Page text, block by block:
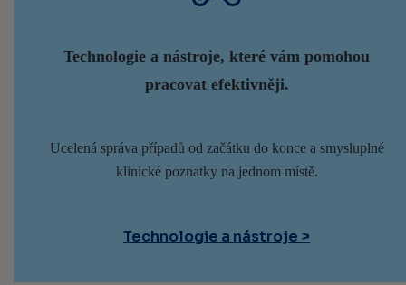
Technologie a nástroje, které vám pomohou
pracovat efektivněji.
Ucelená správa případů od začátku do konce a smysluplné
klinické poznatky na jednom místě.
Technologie a nástroje